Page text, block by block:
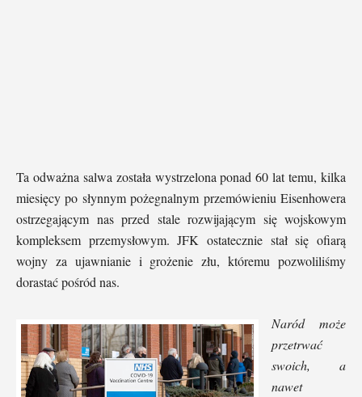
Ta odważna salwa została wystrzelona ponad 60 lat temu, kilka
miesięcy po słynnym pożegnalnym przemówieniu Eisenhowera
ostrzegającym nas przed stale rozwijającym się wojskowym
kompleksem przemysłowym. JFK ostatecznie stał się ofiarą
wojny za ujawnianie i grożenie złu, któremu pozwoliliśmy
dorastać pośród nas.
Naród może
przetrwać
swoich, a
nawet